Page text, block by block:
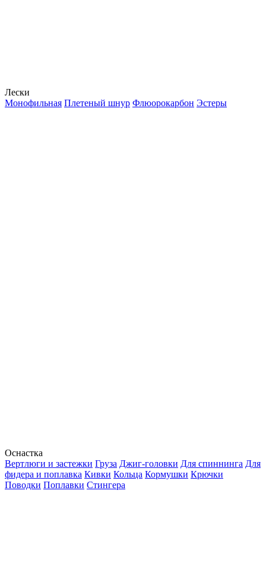
Лески
Монофильная Плетеный шнур Флюорокарбон Эстеры
Оснастка
Вертлюги и застежки Груза Джиг-головки Для спиннинга Для
фидера и поплавка Кивки Кольца Кормушки Крючки
Поводки Поплавки Стингера